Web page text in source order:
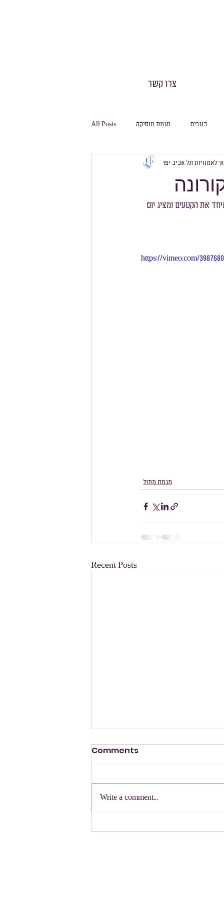
צרו קשר
All Posts מגמת מוסיקה בוגרים
חגיגה חינוך גופני
מסלול מחשבת מסלול ביולוגיה
א׳ לאמנויות תל אביב יפו
את הקטעים ומציג יום
https://vimeo.com/
מגמת מחול
Recent Posts
הזמנה
Comments
Write a comment...